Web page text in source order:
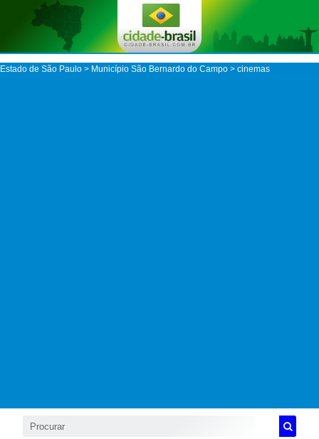
Estado de São Paulo > Município São Bernardo do Campo > cinemas